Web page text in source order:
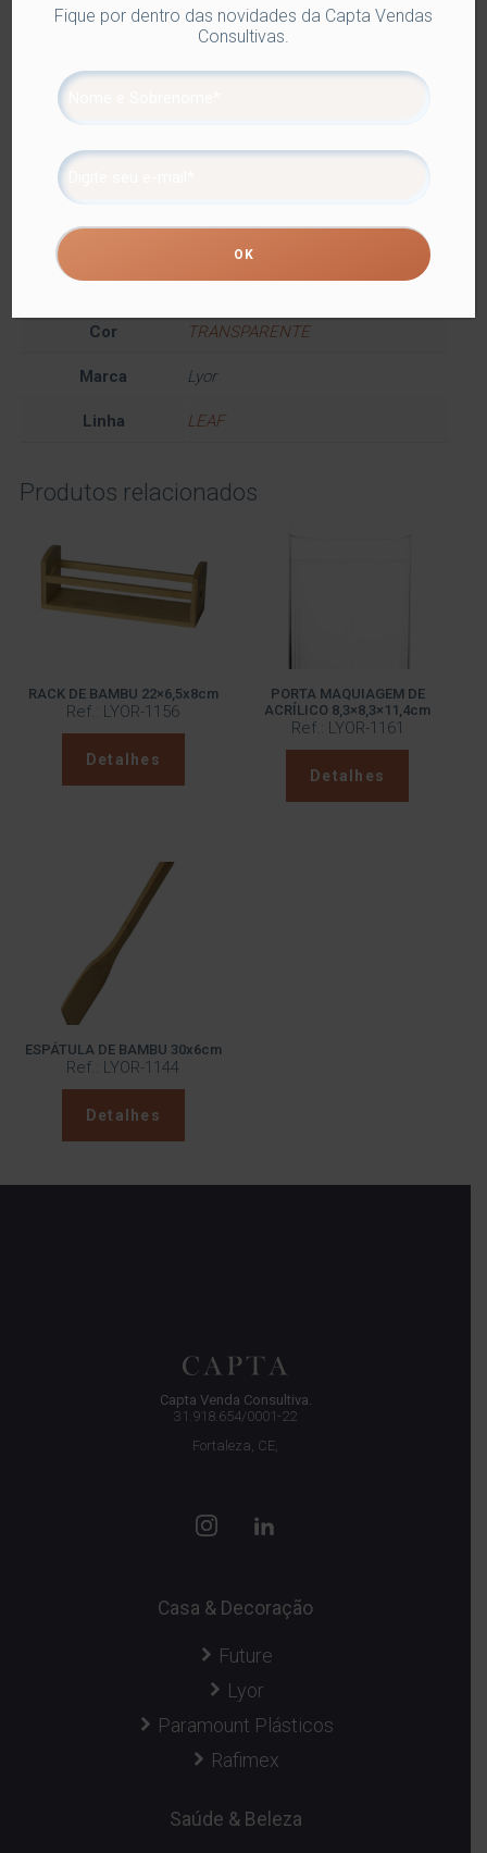
SKU: LYOR-7242 Categorias:Lyor,PRATOS DECORATIVOS
Tags:DECORAÇÃO
Informação adicional
Informação adicional
Dimensões 17 × 17 × 3 cm
Cor TRANSPARENTE
Marca Lyor
Linha LEAF
Produtos relacionados
RACK DE BAMBU 22×6,5x8cm
Ref.: LYOR-1156
Detalhes
PORTA MAQUIAGEM DE
ACRÍLICO 8,3×8,3×11,4cm
Ref.: LYOR-1161
Detalhes
ESPÁTULA DE BAMBU 30x6cm
Ref.: LYOR-1144
Detalhes
Capta Venda Consultiva.
31.918.654/0001-22
Fortaleza, CE,
Casa & Decoração
Future
Lyor
Paramount Plásticos
Rafimex
Saúde & Beleza
Fique por dentro das novidades da Capta Vendas
Consultivas.